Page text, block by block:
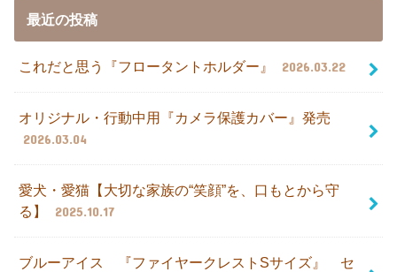
最近の投稿
これだと思う『フロータントホルダー』 2026.03.22
オリジナル・行動中用『カメラ保護カバー』発売
2026.03.04
愛犬・愛猫【大切な家族の“笑顔”を、口もとから守
る】
2025.10.17
ブルーアイス 『ファイヤークレストSサイズ』 セ